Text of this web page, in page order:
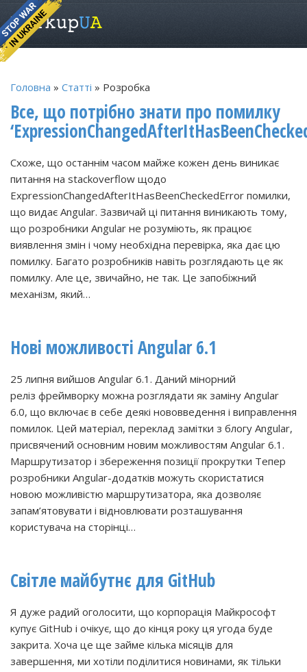
Головна » Статті » Розробка
Все, що потрібно знати про помилку
Схоже, що останнім часом майже кожен день виникає
питання на stackoverflow щодо
ExpressionChangedAfterItHasBeenCheckedError помилки,
що видає Angular. Зазвичай ці питання виникають тому,
що розробники Angular не розуміють, як працює
виявлення змін і чому необхідна перевірка, яка дає цю
помилку. Багато розробників навіть розглядають це як
помилку. Але це, звичайно, не так. Це запобіжний
механізм, який…
Нові можливості Angular 6.1
25 липня вийшов Angular 6.1. Даний мінорний
реліз фреймворку можна розглядати як заміну Angular
6.0, що включає в себе деякі нововведення і виправлення
помилок. Цей матеріал, переклад замітки з блогу Angular,
присвячений основним новим можливостям Angular 6.1.
Маршрутизатор і збереження позиції прокрутки Тепер
розробники Angular-додатків можуть скористатися
новою можливістю маршрутизатора, яка дозволяє
запам’ятовувати і відновлювати розташування
користувача на сторінці…
Світле майбутнє для GitHub
Я дуже радий оголосити, що корпорація Майкрософт
купує GitHub і очікує, що до кінця року ця угода буде
закрита. Хоча це ще займе кілька місяців для
завершення, ми хотіли поділитися новинами, як тільки